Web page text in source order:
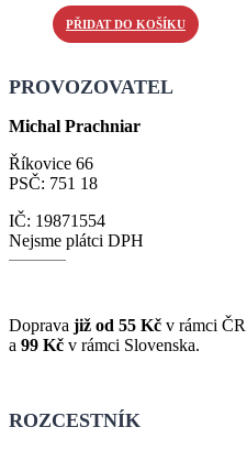
PŘIDAT DO KOŠÍKU
PROVOZOVATEL
Michal Prachniar
Říkovice 66
PSČ: 751 18
IČ: 19871554
Nejsme plátci DPH
Doprava již od 55 Kč v rámci ČR
a 99 Kč v rámci Slovenska.
ROZCESTNÍK